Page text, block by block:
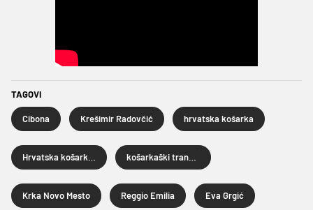
TAGOVI
Cibona Krešimir Radovčić hrvatska košarka
Krka Novo Mesto Reggio Emilia Eva Grgić